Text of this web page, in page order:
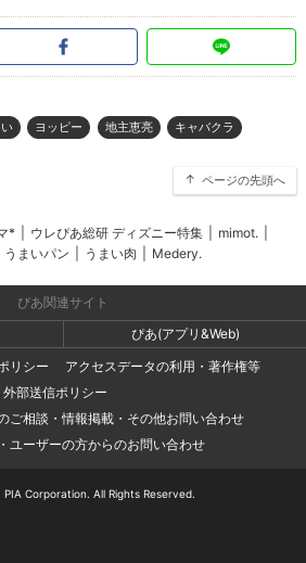
ヨッピー 地主恵亮 キャバクラ
ページの先頭へ
* ウレぴあ総研 ディズニー特集 mimot.
うまいパン うまい肉 Medery.
ぴあ関連サイト
ぴあ(アプリ&Web)
リシー
アクセスデータの利用・著作権等
外部送信ポリシー
ご相談・情報掲載・その他お問い合わせ
ユーザーの方からのお問い合わせ
Corporation. All Rights Reserved.